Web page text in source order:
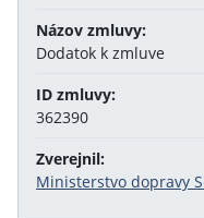
Názov zmluvy:
Dodatok k zmluve
ID zmluvy:
362390
Zverejnil:
Ministerstvo dopravy